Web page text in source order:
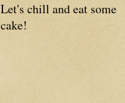
Let's chill and eat some
cake!